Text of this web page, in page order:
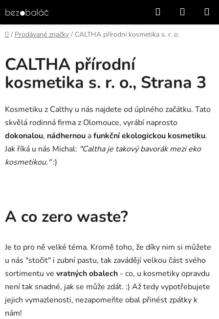
na
obsah
Hledat
KOŠÍK
Domů
/ Prodávané značky / CALTHA přírodní kosmetika s. r. o.
CALTHA přírodní
kosmetika s. r. o., Strana 3
Kosmetiku z Calthy u nás najdete od úplného začátku. Tato
skvělá rodinná firma z Olomouce, vyrábí naprosto
dokonalou, nádhernou afunkčníekologickou kosmetiku.
Jak říká u nás Michal: "Caltha je takový bavorák mezi eko
kosmetikou.":)
A co zero waste?
Je to pro ně velké téma. Kromě toho, že díky nim si můžete
u nás "stočit" i zubní pastu, tak zavádějí velkou část svého
sortimentu ve vratnýchobalech - co, u kosmetiky opravdu
není tak snadné, jak se může zdát. :) Až tedy vypotřebujete
jejich vymazlenosti, nezapomeňte obal přinést zpátky k
nám!